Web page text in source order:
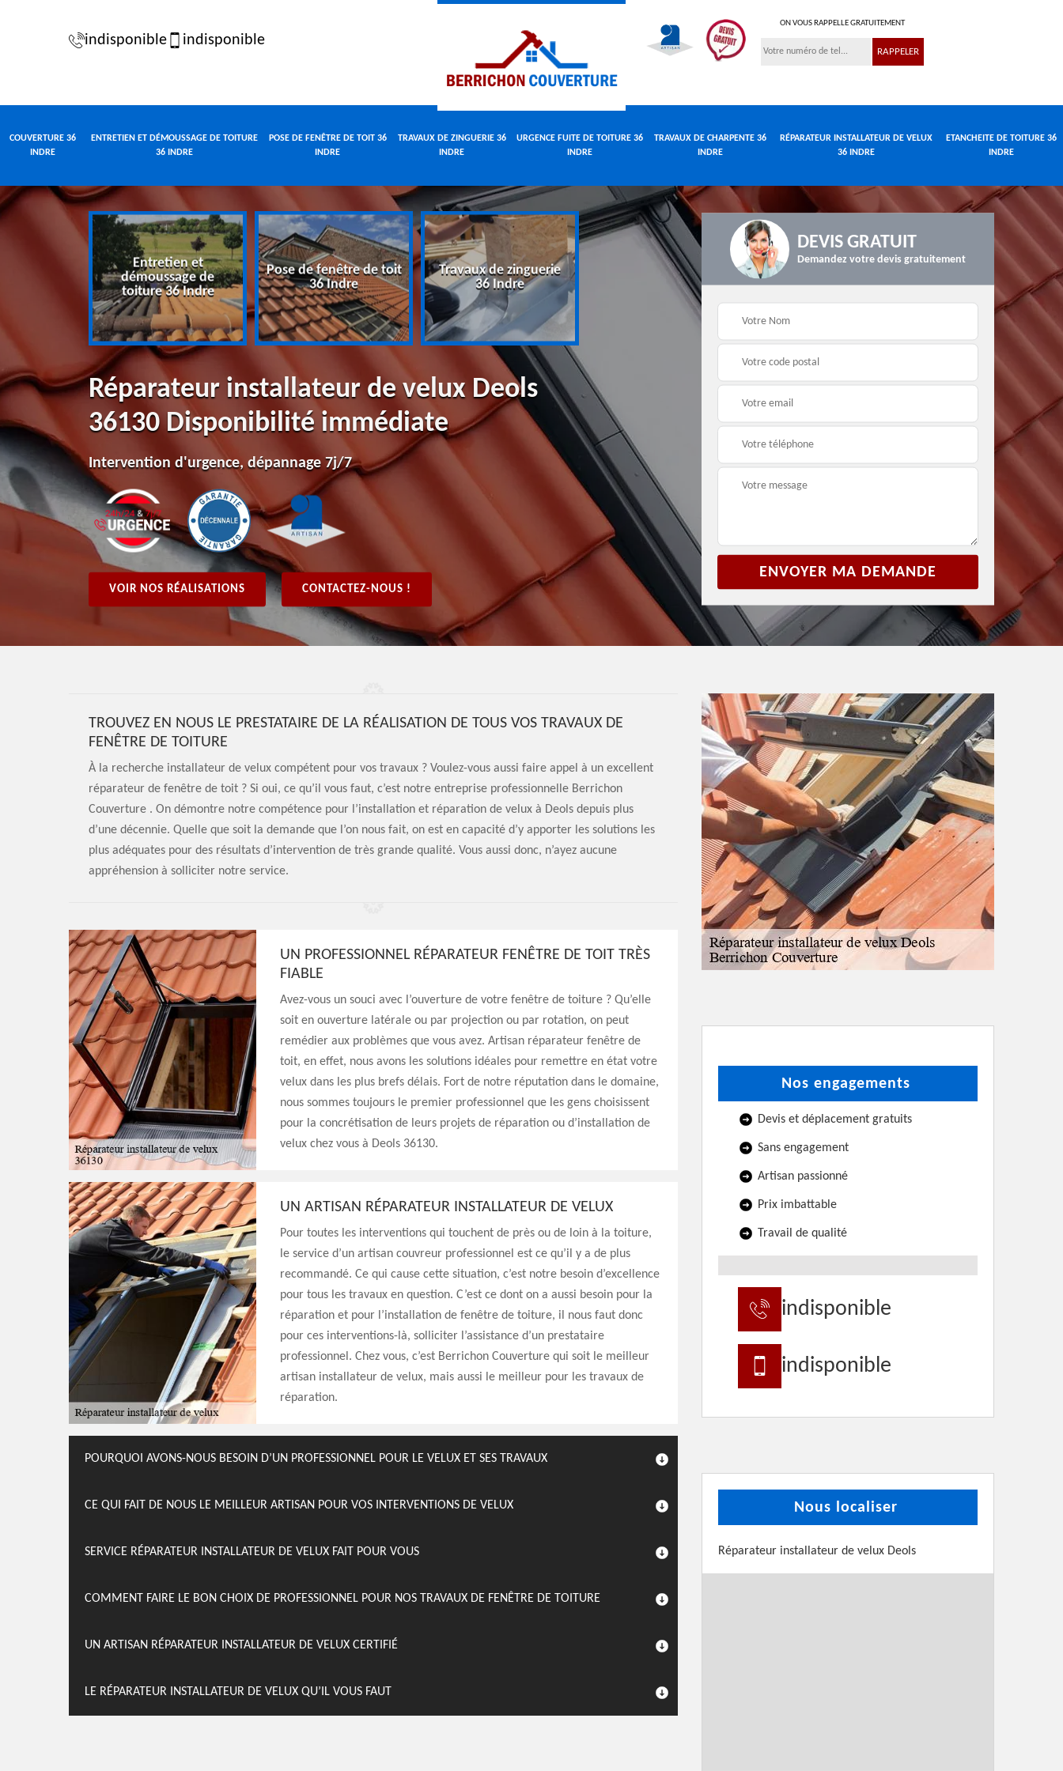
indisponible indisponible
ON VOUS RAPPELLE GRATUITEMENT
COUVERTURE 36
INDRE
ENTRETIEN ET DÉMOUSSAGE DE TOITURE
36 INDRE
POSE DE FENÊTRE DE TOIT 36
INDRE
TRAVAUX DE ZINGUERIE 36
INDRE
URGENCE FUITE DE TOITURE 36
INDRE
TRAVAUX DE CHARPENTE 36
INDRE
RÉPARATEUR INSTALLATEUR DE VELUX
36 INDRE
ETANCHEITE DE TOITURE 36
INDRE
Entretien et
démoussage de
toiture 36 Indre
Pose de fenêtre de toit
36 Indre
Travaux de zinguerie
36 Indre
Urgence fuite de
toiture 36 Indre
Travaux de charpente
36 Indre
Réparateur
installateur de velux
36 Indre
Réparateur installateur de velux Deols
36130 Disponibilité immédiate
Intervention d'urgence, dépannage 7j/7
VOIR NOS RÉALISATIONS CONTACTEZ-NOUS !
DEVIS GRATUIT
Demandez votre devis gratuitement
TROUVEZ EN NOUS LE PRESTATAIRE DE LA RÉALISATION DE TOUS VOS TRAVAUX DE
FENÊTRE DE TOITURE
À la recherche installateur de velux compétent pour vos travaux ? Voulez-vous aussi faire appel à un excellent
réparateur de fenêtre de toit ? Si oui, ce qu’il vous faut, c’est notre entreprise professionnelle Berrichon
Couverture . On démontre notre compétence pour l’installation et réparation de velux à Deols depuis plus
d’une décennie. Quelle que soit la demande que l’on nous fait, on est en capacité d’y apporter les solutions les
plus adéquates pour des résultats d’intervention de très grande qualité. Vous aussi donc, n’ayez aucune
appréhension à solliciter notre service.
UN PROFESSIONNEL RÉPARATEUR FENÊTRE DE TOIT TRÈS
FIABLE
Avez-vous un souci avec l’ouverture de votre fenêtre de toiture ? Qu’elle
soit en ouverture latérale ou par projection ou par rotation, on peut
remédier aux problèmes que vous avez. Artisan réparateur fenêtre de
toit, en effet, nous avons les solutions idéales pour remettre en état votre
velux dans les plus brefs délais. Fort de notre réputation dans le domaine,
nous sommes toujours le premier professionnel que les gens choisissent
pour la concrétisation de leurs projets de réparation ou d’installation de
velux chez vous à Deols 36130.
UN ARTISAN RÉPARATEUR INSTALLATEUR DE VELUX
Pour toutes les interventions qui touchent de près ou de loin à la toiture,
le service d’un artisan couvreur professionnel est ce qu’il y a de plus
recommandé. Ce qui cause cette situation, c’est notre besoin d’excellence
pour tous les travaux en question. C’est ce dont on a aussi besoin pour la
réparation et pour l’installation de fenêtre de toiture, il nous faut donc
pour ces interventions-là, solliciter l’assistance d’un prestataire
professionnel. Chez vous, c’est Berrichon Couverture qui soit le meilleur
artisan installateur de velux, mais aussi le meilleur pour les travaux de
réparation.
POURQUOI AVONS-NOUS BESOIN D’UN PROFESSIONNEL POUR LE VELUX ET SES TRAVAUX
CE QUI FAIT DE NOUS LE MEILLEUR ARTISAN POUR VOS INTERVENTIONS DE VELUX
SERVICE RÉPARATEUR INSTALLATEUR DE VELUX FAIT POUR VOUS
COMMENT FAIRE LE BON CHOIX DE PROFESSIONNEL POUR NOS TRAVAUX DE FENÊTRE DE TOITURE
UN ARTISAN RÉPARATEUR INSTALLATEUR DE VELUX CERTIFIÉ
LE RÉPARATEUR INSTALLATEUR DE VELUX QU’IL VOUS FAUT
Nos engagements
Devis et déplacement gratuits
Sans engagement
Artisan passionné
Prix imbattable
Travail de qualité
indisponible
indisponible
Nous localiser
Réparateur installateur de velux Deols